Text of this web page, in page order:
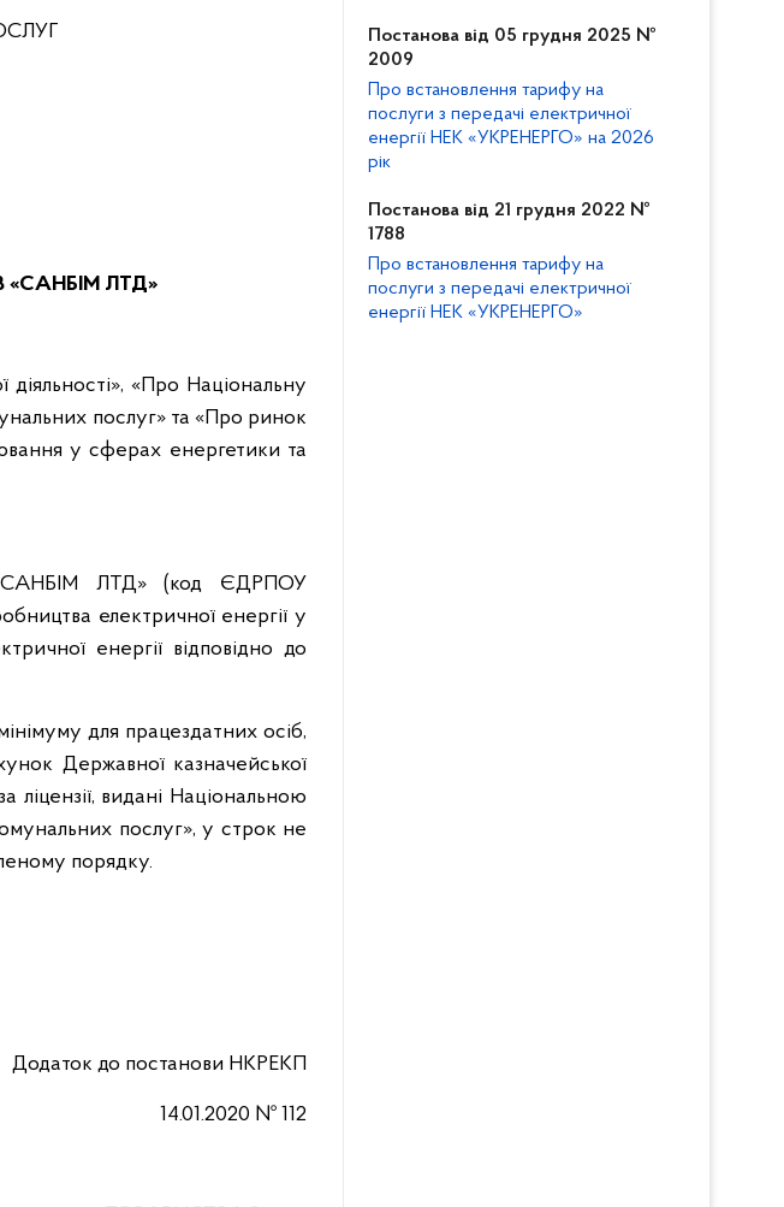
«САНБІМ ЛТД»
діяльності», «Про Національну
послуг» та «Про ринок
у сферах енергетики та
ЛТД» (код ЄДРПОУ
електричної енергії у
енергії відповідно до
для працездатних осіб,
Державної казначейської
ліцензії, видані Національною
послуг», у строк не
порядку.
Додаток до постанови НКРЕКП
14.01.2020 № 112
Постанова від 05 грудня 2025 №
2009
Про встановлення тарифу на
послуги з передачі електричної
енергії НЕК «УКРЕНЕРГО» на 2026
рік
Постанова від 21 грудня 2022 №
1788
Про встановлення тарифу на
послуги з передачі електричної
енергії НЕК «УКРЕНЕРГО»